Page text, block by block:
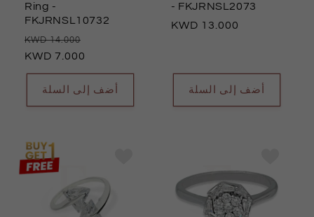
Ring -
FKJRNSL10732
السعر
العادي
14.000
7.000
أضف إلى السلة
- FKJRNSL2073
السعر 13.000
أضف إلى السلة